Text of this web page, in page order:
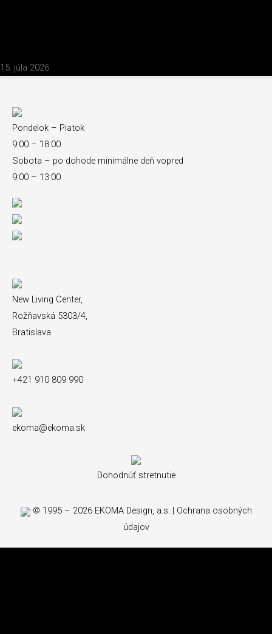
15. júla 2026
Pondelok – Piatok
9:00 – 18:00
Sobota – po dohode minimálne deň vopred
9:00 – 13:00
.
New Living Center,
Rožňavská 5303/4,
Bratislava
+421 910 809 990
ekoma@ekoma.sk
Dohodnúť stretnutie
© 1995 – 2026 EKOMA Design, a.s. | Ochrana osobných
údajov